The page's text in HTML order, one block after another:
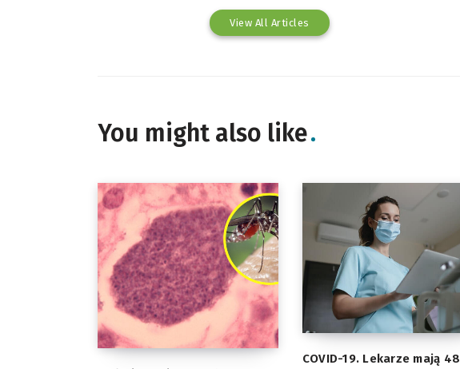
View All Articles
You might also like
COVID-19. Lekarze mają 48